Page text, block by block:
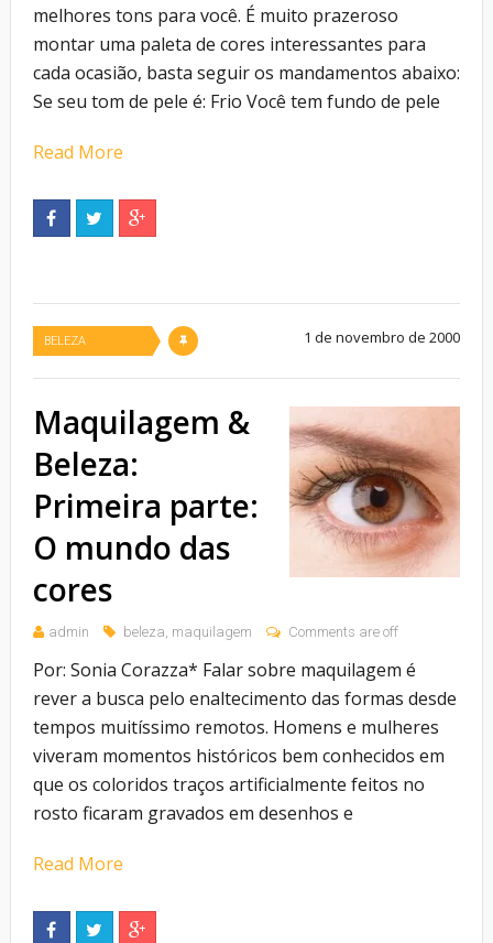
melhores tons para você. É muito prazeroso
montar uma paleta de cores interessantes para
cada ocasião, basta seguir os mandamentos abaixo:
Se seu tom de pele é: Frio Você tem fundo de pele
Read More
BELEZA 1 de novembro de 2000
Maquilagem &
Beleza:
Primeira parte:
O mundo das
cores
admin beleza, maquilagem Comments are off
Por: Sonia Corazza* Falar sobre maquilagem é
rever a busca pelo enaltecimento das formas desde
tempos muitíssimo remotos. Homens e mulheres
viveram momentos históricos bem conhecidos em
que os coloridos traços artificialmente feitos no
rosto ficaram gravados em desenhos e
Read More